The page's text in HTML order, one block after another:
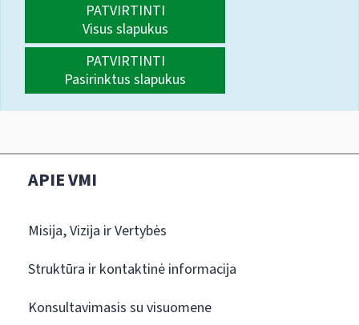
PATVIRTINTI
Visus slapukus
PATVIRTINTI
Pasirinktus slapukus
APIE VMI
Misija, Vizija ir Vertybės
Struktūra ir kontaktinė informacija
Konsultavimasis su visuomene